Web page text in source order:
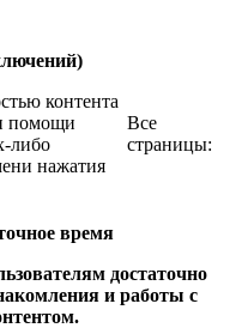
контента
помощи
либо
нажатия
Все
страницы:
время
достаточно
и работы с